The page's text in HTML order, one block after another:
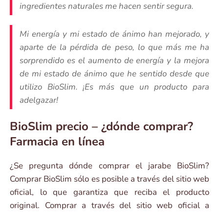
ingredientes naturales me hacen sentir segura.
Mi energía y mi estado de ánimo han mejorado, y
aparte de la pérdida de peso, lo que más me ha
sorprendido es el aumento de energía y la mejora
de mi estado de ánimo que he sentido desde que
utilizo BioSlim. ¡Es más que un producto para
adelgazar!
BioSlim precio – ¿dónde comprar?
Farmacia en línea
¿Se pregunta dónde comprar el jarabe BioSlim?
Comprar BioSlim sólo es posible a través del sitio web
oficial, lo que garantiza que reciba el producto
original. Comprar a través del sitio web oficial a